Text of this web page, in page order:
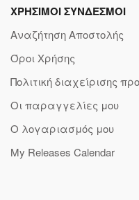
ΧΡΗΣΙΜΟΙ ΣΥΝΔΕΣΜΟΙ
Αναζήτηση Αποστολής
Όροι Χρήσης
Πολιτική διαχείρισης
Οι παραγγελίες μου
Ο λογαριασμός μου
My Releases Calendar